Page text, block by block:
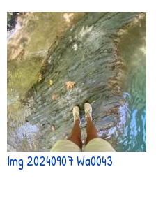
Img 20240907 Wa0043